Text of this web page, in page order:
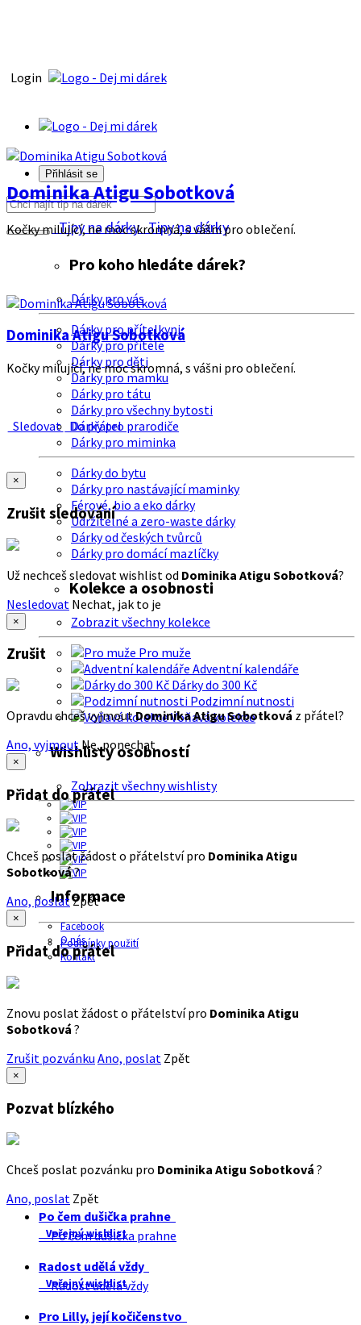
Login
Přihlásit se
Tipy na dárkyTipy na dárky
Pro koho hledáte dárek?
Dárky pro vás
Dárky pro přítelkyni
Dárky pro přítele
Dárky pro děti
Dárky pro mamku
Dárky pro tátu
Dárky pro všechny bytosti
Dárky pro prarodiče
Dárky pro miminka
Dárky do bytu
Dárky pro nastávající maminky
Férové, bio a eko dárky
Udržitelné a zero-waste dárky
Dárky od českých tvůrců
Dárky pro domácí mazlíčky
Kolekce a osobnosti
Zobrazit všechny kolekce
Pro muže
Adventní kalendáře
Dárky do 300 Kč
Podzimní nutnosti
Voňavá kolekce
Wishlisty osobností
Zobrazit všechny wishlisty
Informace
Facebook
O nás
Podmínky použití
Kontakt
Dominika Atigu Sobotková
Kočky milující, ne moc skromná, s vášni pro oblečení.
Dominika Atigu Sobotková
Kočky milující, ne moc skromná, s vášni pro oblečení.
Sledovat Do přátel
×
Zrušit sledování
Už nechceš sledovat wishlist od Dominika Atigu Sobotková?
Nesledovat Nechat, jak to je
×
Zrušit
Opravdu chceš vyjmoutDominika Atigu Sobotková z přátel?
Ano, vyjmout Ne, ponechat
×
Přidat do přátel
Chceš poslat žádost o přátelství pro Dominika Atigu
Sobotková?
Ano, poslatZpět
×
Přidat do přátel
Znovu poslat žádost o přátelství pro Dominika Atigu
Sobotková ?
Zrušit pozvánku Ano, poslat Zpět
×
Pozvat blízkého
Chceš poslat pozvánku pro Dominika Atigu Sobotková ?
Ano, poslat Zpět
Po čem dušička prahne
Veřejný wishlist
Po čem dušička prahne
Radost udělá vždy
Veřejný wishlist
Radost udělá vždy
Pro Lilly, její kočičenstvo